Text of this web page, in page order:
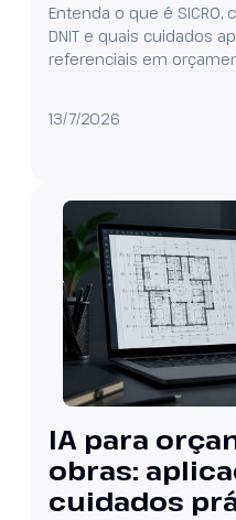
Entenda o que é
DNIT e quais cuidados
referenciais em
13/7/2026
IA para
obras:
cuidados